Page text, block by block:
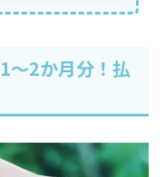
～2か月分！払